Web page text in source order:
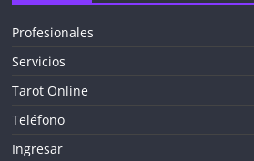
Profesionales
Servicios
Tarot Online
Teléfono
Ingresar